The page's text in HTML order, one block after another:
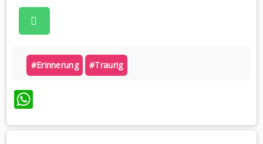
#erinnerung #traurig
WhatsApp